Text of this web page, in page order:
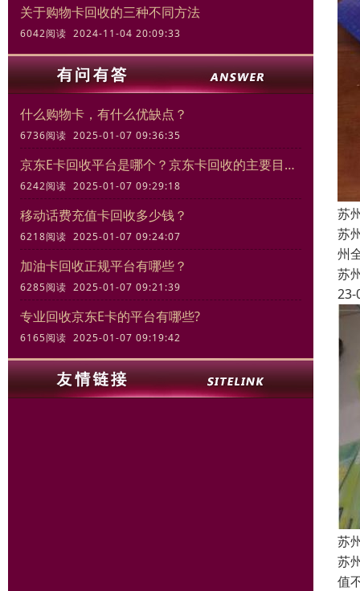
关于购物卡回收的三种不同方法
6042阅读 2024-11-04 20:09:33
什么购物卡，有什么优缺点？
6736阅读 2025-01-07 09:36:35
京东E卡回收平台是哪个？京东卡回收的主要目的和意义
6242阅读 2025-01-07 09:29:18
移动话费充值卡回收多少钱？
6218阅读 2025-01-07 09:24:07
加油卡回收正规平台有哪些？
6285阅读 2025-01-07 09:21:39
专业回收京东E卡的平台有哪些?
6165阅读 2025-01-07 09:19:42
苏
苏
州
苏
23-
苏
苏
值